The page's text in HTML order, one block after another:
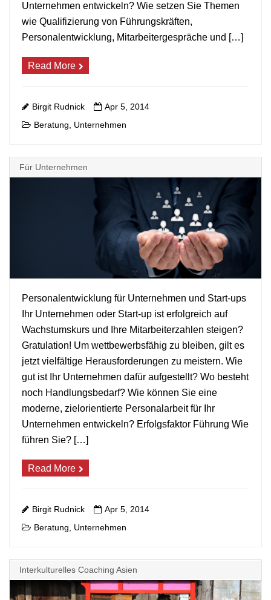
Unternehmen entwickeln? Wie setzen Sie Themen
wie Qualifizierung von Führungskräften,
Personalentwicklung, Mitarbeitergespräche und […]
Read More
Birgit Rudnick
Apr 5, 2014
Beratung, Unternehmen
Für Unternehmen
+
Personalentwicklung für Unternehmen und Start-ups
Ihr Unternehmen oder Start-up ist erfolgreich auf
Wachstumskurs und Ihre Mitarbeiterzahlen steigen?
Gratulation! Um wettbewerbsfähig zu bleiben, gilt es
jetzt vielfältige Herausforderungen zu meistern. Wie
gut ist Ihr Unternehmen dafür aufgestellt? Wo besteht
noch Handlungsbedarf? Wie können Sie eine
moderne, zielorientierte Personalarbeit für Ihr
Unternehmen entwickeln? Erfolgsfaktor Führung Wie
führen Sie? […]
Read More
Birgit Rudnick
Apr 5, 2014
Beratung
Unternehmen
Interkulturelles Coaching Asien